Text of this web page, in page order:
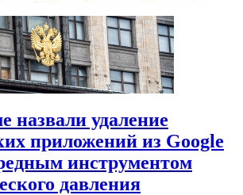
назвали удаление
приложений из Google
инструментом
давления